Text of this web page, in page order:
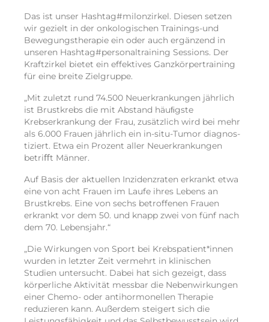
Das ist unser Hashtag#milonzirkel. Diesen setzen
wir gezielt in der onkologischen Trainings-und
Bewegungstherapie ein oder auch ergänzend in
unseren Hashtag#personaltraining Sessions. Der
Kraftzirkel bietet ein effektives Ganzkörpertraining
für eine breite Zielgruppe.
„Mit zuletzt rund 74.500 Neu­erkrankungen jährlich
ist Brust­krebs die mit Abstand häuﬁgste
Krebserkrankung der Frau, zusätzlich wird bei mehr
als 6.000 Frauen jährlich ein in-situ-Tumor diagnos­
tiziert. Etwa ein Prozent aller Neu­erkrankungen
betriﬀt Männer.
Auf Basis der aktuellen Inzidenz­raten erkrankt etwa
eine von acht Frauen im Laufe ihres Lebens an
Brust­krebs. Eine von sechs betroffenen Frauen
erkrankt vor dem 50. und knapp zwei von fünf nach
dem 70. Lebensjahr.“
„Die Wirkungen von Sport bei Krebspatient*innen
wurden in letzter Zeit vermehrt in klinischen
Studien untersucht. Dabei hat sich gezeigt, dass
körperliche Aktivität messbar die Nebenwirkungen
einer Chemo- oder antihormonellen Therapie
reduzieren kann. Außerdem steigert sich die